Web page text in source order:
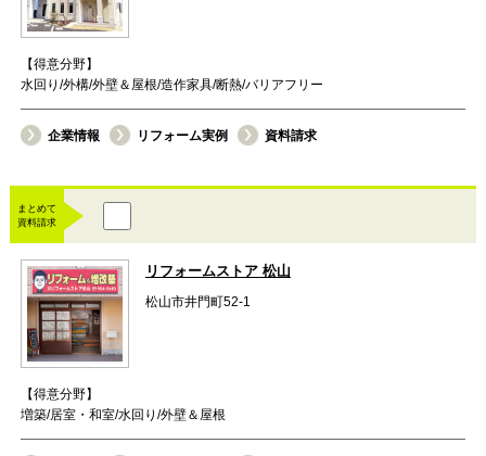
【得意分野】
水回り/外構/外壁＆屋根/造作家具/断熱/バリアフリー
企業情報 リフォーム実例 資料請求
まとめて
資料請求
リフォームストア 松山
松山市井門町52-1
【得意分野】
増築/居室・和室/水回り/外壁＆屋根